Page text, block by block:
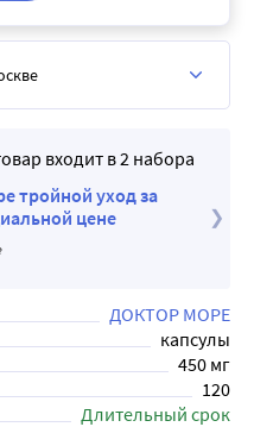
входит в 2 набора
тройной уход за
цене
ДОКТОР МОРЕ
капсулы
450 мг
120
Длительный срок